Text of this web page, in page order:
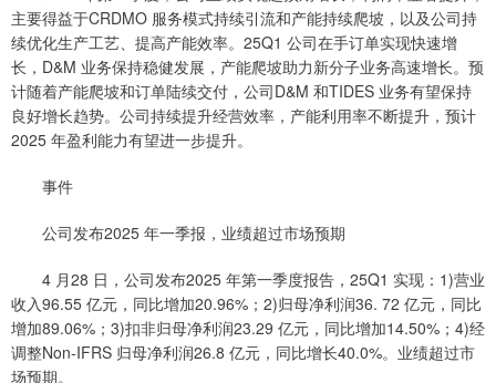
主要得益于CRDMO 服务模式持续引流和产能持续爬坡，以及公司持
续优化生产工艺、提高产能效率。25Q1 公司在手订单实现快速增
长，D&M 业务保持稳健发展，产能爬坡助力新分子业务高速增长。预
计随着产能爬坡和订单陆续交付，公司D&M 和TIDES 业务有望保持
良好增长趋势。公司持续提升经营效率，产能利用率不断提升，预计
2025 年盈利能力有望进一步提升。
事件
公司发布2025 年一季报，业绩超过市场预期
4 月28 日，公司发布2025 年第一季度报告，25Q1 实现：1)营业
收入96.55 亿元，同比增加20.96%；2)归母净利润36. 72 亿元，同比
增加89.06%；3)扣非归母净利润23.29 亿元，同比增加14.50%；4)经
调整Non-IFRS 归母净利润26.8 亿元，同比增长40.0%。业绩超过市
场预期。